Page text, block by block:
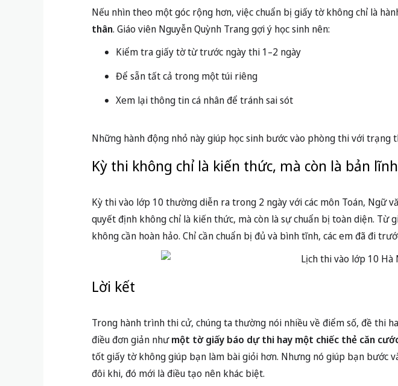
Nếu nhìn theo một góc rộng hơn, việc chuẩn bị giấy tờ không chỉ là
thân. Giáo viên Nguyễn Quỳnh Trang gợi ý học sinh nên:
Kiểm tra giấy tờ từ trước ngày thi 1–2 ngày
Để sẵn tất cả trong một túi riêng
Xem lại thông tin cá nhân để tránh sai sót
Những hành động nhỏ này giúp học sinh bước vào phòng thi với trạng
Kỳ thi không chỉ là kiến thức, mà còn là bản lĩnh
Kỳ thi vào lớp 10 thường diễn ra trong 2 ngày với các môn Toán, Ngữ
quyết định không chỉ là kiến thức, mà còn là sự chuẩn bị toàn diện. Từ
không cần hoàn hảo. Chỉ cần chuẩn bị đủ và bình tĩnh, các em đã đi
Lời kết
Trong hành trình thi cử, chúng ta thường nói nhiều về điểm số, đề thi
điều đơn giản nhưmột tờ giấy báo dự thi hay một chiếc thẻ căn
tốt giấy tờ không giúp bạn làm bài giỏi hơn. Nhưng nó giúp bạn bước
đôi khi, đó mới là điều tạo nên khác biệt.